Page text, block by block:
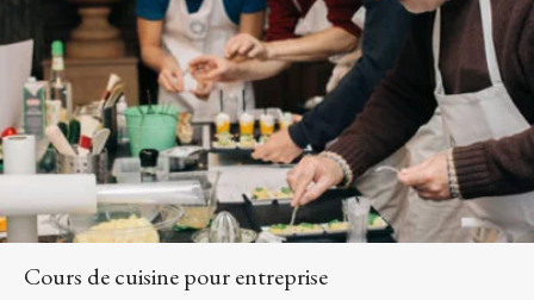
Cours de cuisine pour entreprise